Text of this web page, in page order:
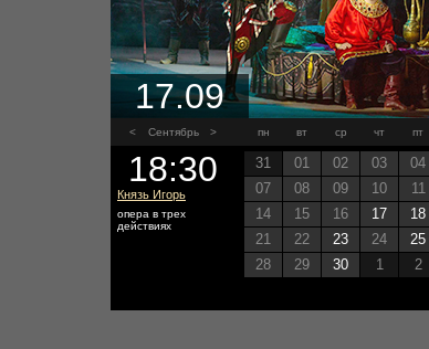
< Сентябрь > пн вт ср чт пт
31 01 02 03 04
07
08 09 10 11
14
15 16 17 18
21
22 23 24 25
28
29 30 1 2
17.09
18:30
Князь Игорь
опера в трех
действиях